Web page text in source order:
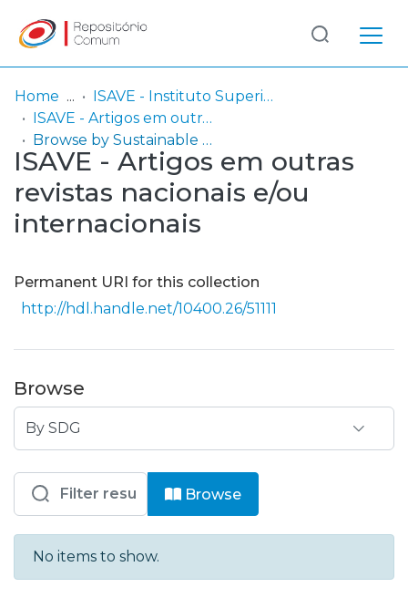
Communities
& Collections
Browse repository
Log
In
(current)
Home
ISAVE - Instituto Superior de Saúde
ISAVE - Artigos em outras revistas nacionais e/ou internacionais
Browse by Sustainable Development Goals (SDG)
ISAVE - Artigos em outras
revistas nacionais e/ou
internacionais
Permanent URI for this collection
http://hdl.handle.net/10400.26/51111
Browse
Browsing ISAVE - Artigos em
Browse
No items to show.